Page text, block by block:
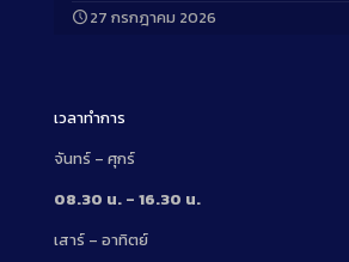
27 กรกฎาคม 2026
เวลาทำการ
จันทร์ – ศุกร์
08.30 น. – 16.30 น.
เสาร์ – อาทิตย์